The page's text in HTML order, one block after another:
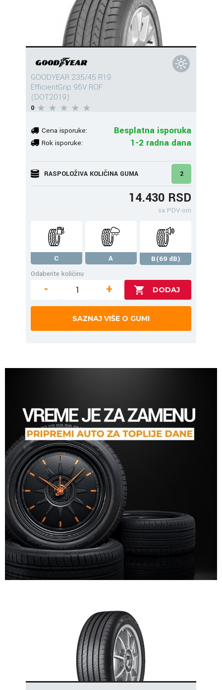
GOODYEAR 235/45 R19
EfficientGrip 95V ROF
(DOT2019)
0
Cena isporuke: Besplatna isporuka
Rok isporuke: 1-2 radna dana
RASPOLOŽIVA KOLIČINA GUMA 2
14.430 RSD
sa PDV-om
C A
B(69 dB)
Odaberite količinu
- +
SAZNAJ VIŠE O GUMI